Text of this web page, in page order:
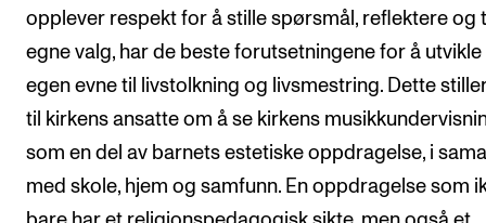
opplever respekt for å stille spørsmål, reflektere og
egne valg, har de beste forutsetningene for å utvikle
egen evne til livstolkning og livsmestring. Dette
til kirkens ansatte om å se kirkens
som en del av barnets estetiske oppdragelse, i
med skole, hjem og samfunn. En oppdragelse som